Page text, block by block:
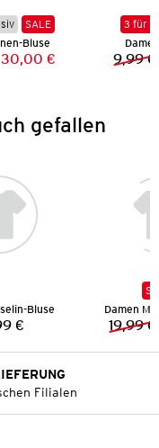
SALE
Bluse
Vorheriger Preis:
Neuer Preis:
30,00 €
3 für 2
9,99 €
gefallen
Bluse
€
Damen
19,99 €
Filialen